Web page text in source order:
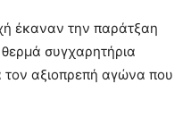
έκαναν την παράτξαη
συγχαρητήρια
τον αξιοπρεπή αγώνα που